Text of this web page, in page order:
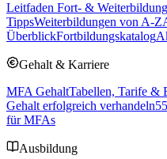
Leitfaden Fort- & Weiterbildung
TippsWeiterbildungen von A-Z
ÜberblickFortbildungskatalog
Gehalt & Karriere
MFA GehaltTabellen, Tarife &
Gehalt erfolgreich verhandeln55
für MFAs
Ausbildung